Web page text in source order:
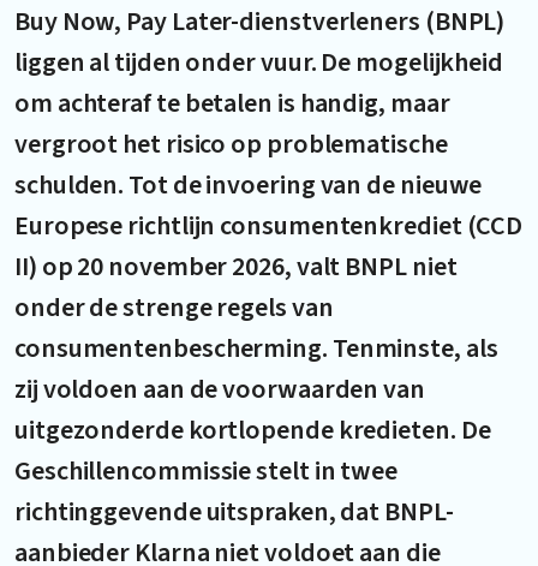
Buy Now, Pay Later-dienstverleners (BNPL)
liggen al tijden onder vuur. De mogelijkheid
om achteraf te betalen is handig, maar
vergroot het risico op problematische
schulden. Tot de invoering van de nieuwe
Europese richtlijn consumentenkrediet (CCD
II) op 20 november 2026, valt BNPL niet
onder de strenge regels van
consumentenbescherming. Tenminste, als
zij voldoen aan de voorwaarden van
uitgezonderde kortlopende kredieten. De
Geschillencommissie stelt in twee
richtinggevende uitspraken, dat BNPL-
aanbieder Klarna niet voldoet aan die